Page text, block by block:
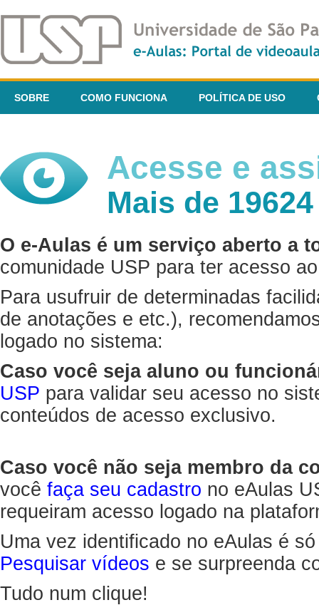
SOBRE COMO FUNCIONA POLÍTICA DE USO
Acesse e
Mais de
O e-Aulas é um serviço aberto a
comunidade USP para ter acesso
Para usufruir de determinadas
de anotações e etc.),
logado no sistema:
Caso você seja aluno ou
USP para validar seu acesso no
conteúdos de acesso exclusivo.
Caso você não seja membro da
você faça seu cadastro no eAulas
requeiram acesso logado na
Uma vez identificado no eAulas é
Pesquisar vídeos e se surpreenda
Tudo num clique!